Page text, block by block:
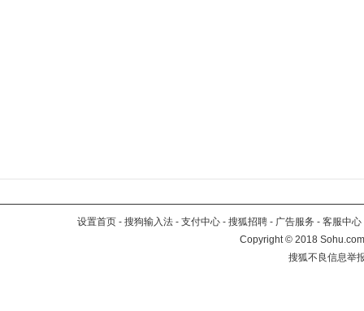
设置首页 - 搜狗输入法 - 支付中心 - 搜狐招聘 - 广告服务 - 客服中心
Copyright©2018
搜狐不良信息举